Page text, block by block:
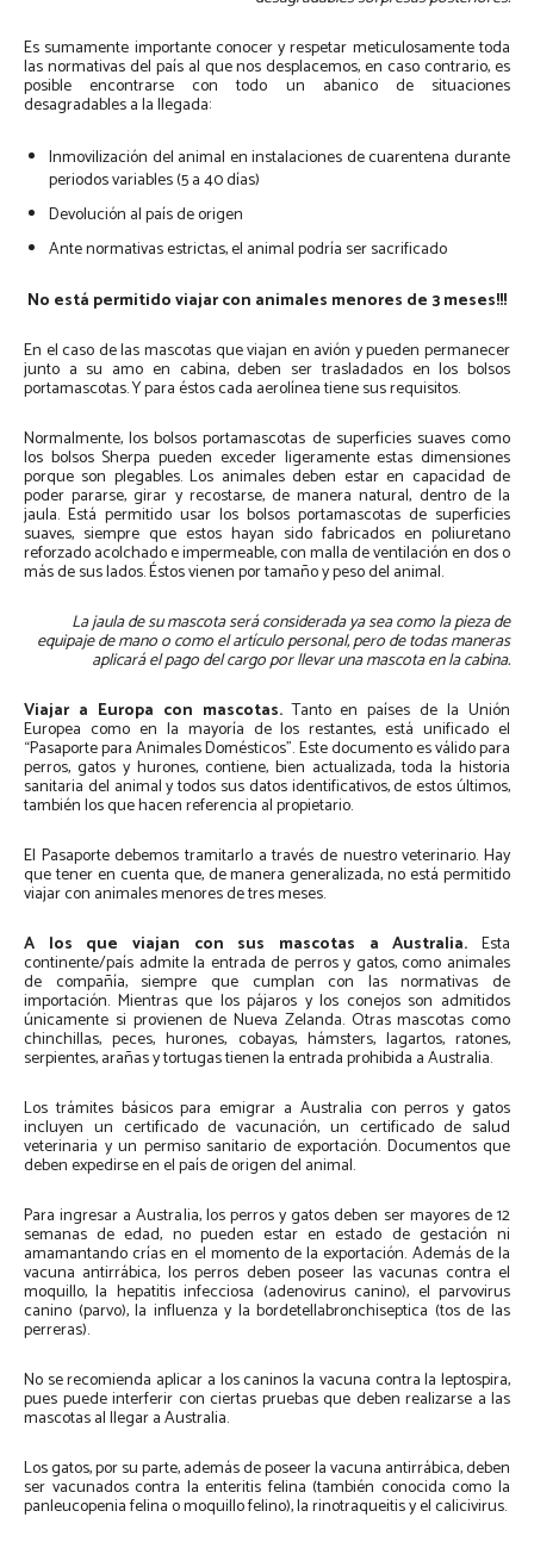
Es sumamente importante conocer y respetar meticulosamente toda
las normativas del país al que nos desplacemos, en caso contrario, es
posible encontrarse con todo un abanico de situaciones
desagradables a la llegada:
Inmovilización del animal en instalaciones de cuarentena durante
periodos variables (5 a 40 días)
Devolución al país de origen
Ante normativas estrictas, el animal podría ser sacrificado
No está permitido viajar con animales menores de 3 meses!!!
En el caso de las mascotas que viajan en avión y pueden permanecer
junto a su amo en cabina, deben ser trasladados en los bolsos
portamascotas. Y para éstos cada aerolínea tiene sus requisitos.
Normalmente, los bolsos portamascotas de superficies suaves como
los bolsos Sherpa pueden exceder ligeramente estas dimensiones
porque son plegables. Los animales deben estar en capacidad de
poder pararse, girar y recostarse, de manera natural, dentro de la
jaula. Está permitido usar los bolsos portamascotas de superficies
suaves, siempre que estos hayan sido fabricados en poliuretano
reforzado acolchado e impermeable, con malla de ventilación en dos o
más de sus lados. Éstos vienen por tamaño y peso del animal.
La jaula de su mascota será considerada ya sea como la pieza de
equipaje de mano o como el artículo personal, pero de todas maneras
aplicará el pago del cargo por llevar una mascota en la cabina.
Viajar a Europa con mascotas.Tanto en países de la Unión
Europea como en la mayoría de los restantes, está unificado el
“Pasaporte para Animales Domésticos”. Este documento es válido para
perros, gatos y hurones, contiene, bien actualizada, toda la historia
sanitaria del animal y todos sus datos identificativos, de estos últimos,
también los que hacen referencia al propietario.
El Pasaporte debemos tramitarlo a través de nuestro veterinario. Hay
que tener en cuenta que, de manera generalizada, no está permitido
viajar con animales menores de tres meses.
A los que viajan con sus mascotas a Australia. Esta
continente/país admite la entrada de perros y gatos, como animales
de compañía, siempre que cumplan con las normativas de
importación. Mientras que los pájaros y los conejos son admitidos
únicamente si provienen de Nueva Zelanda. Otras mascotas como
chinchillas, peces, hurones, cobayas, hámsters, lagartos, ratones,
serpientes, arañas y tortugas tienen la entrada prohibida a Australia.
Los trámites básicos para emigrar a Australia con perros y gatos
incluyen un certificado de vacunación, un certificado de salud
veterinaria y un permiso sanitario de exportación. Documentos que
deben expedirse en el país de origen del animal.
Para ingresar a Australia, los perros y gatos deben ser mayores de 12
semanas de edad, no pueden estar en estado de gestación ni
amamantando crías en el momento de la exportación. Además de la
vacuna antirrábica, los perros deben poseer las vacunas contra el
moquillo, la hepatitis infecciosa (adenovirus canino), el parvovirus
canino (parvo), la influenza y la bordetellabronchiseptica (tos de las
perreras).
No se recomienda aplicar a los caninos la vacuna contra la leptospira,
pues puede interferir con ciertas pruebas que deben realizarse a las
mascotas al llegar a Australia.
Los gatos, por su parte, además de poseer la vacuna antirrábica, deben
ser vacunados contra la enteritis felina (también conocida como la
panleucopenia felina o moquillo felino), la rinotraqueitis y el calicivirus.